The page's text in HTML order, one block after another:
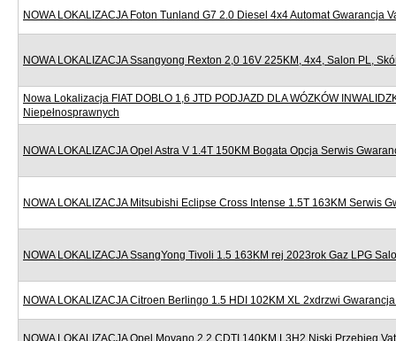
NOWA LOKALIZACJA Foton Tunland G7 2.0 Diesel 4x4 Automat Gwarancja
NOWA LOKALIZACJA Ssangyong Rexton 2,0 16V 225KM, 4x4, Salon PL,
Nowa Lokalizacja FIAT DOBLO 1,6 JTD PODJAZD DLA WÓZKÓW
Niepełnosprawnych
NOWA LOKALIZACJA Opel Astra V 1.4T 150KM Bogata Opcja Serwis
NOWA LOKALIZACJA Mitsubishi Eclipse Cross Intense 1.5T 163KM Serwis
NOWA LOKALIZACJA SsangYong Tivoli 1.5 163KM rej 2023rok Gaz LPG
NOWA LOKALIZACJA Citroen Berlingo 1.5 HDI 102KM XL 2xdrzwi
NOWA LOKALIZACJA Opel Movano 2.2 CDTI 140KM L3H2 Niski Przebieg